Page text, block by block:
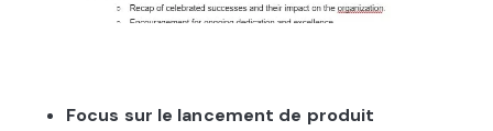
Focus sur le lancement de produit